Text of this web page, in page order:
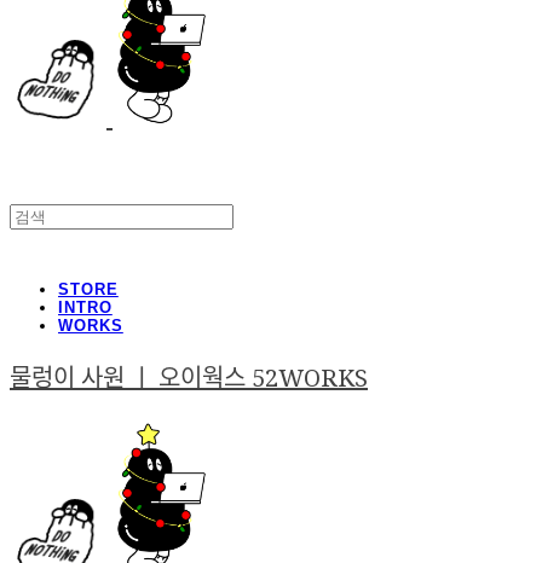
STORE
INTRO
WORKS
물렁이 사원 ㅣ 오이웍스 52WORKS